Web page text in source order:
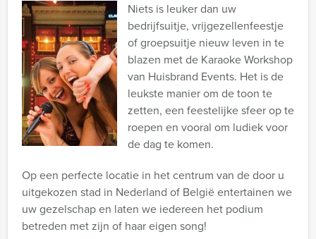
Niets is leuker dan uw
bedrijfsuitje, vrijgezellenfeestje
of groepsuitje nieuw leven in te
blazen met de Karaoke Workshop
van Huisbrand Events. Het is de
leukste manier om de toon te
zetten, een feestelijke sfeer op te
roepen en vooral om ludiek voor
de dag te komen.
Op een perfecte locatie in het centrum van de door u
uitgekozen stad in Nederland of België entertainen we
uw gezelschap en laten we iedereen het podium
betreden met zijn of haar eigen song!